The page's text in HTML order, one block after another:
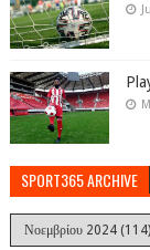
SPORT365 ARCHIVE